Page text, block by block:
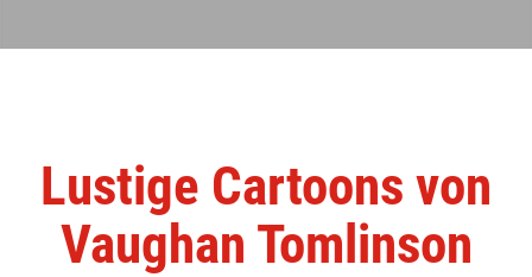
Lustige Cartoons von
Vaughan Tomlinson